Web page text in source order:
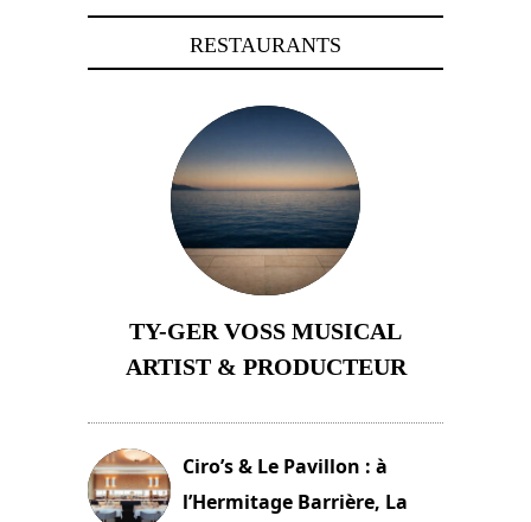
RESTAURANTS
TY-GER VOSS MUSICAL
ARTIST & PRODUCTEUR
Ciro’s & Le Pavillon : à
l’Hermitage Barrière, La